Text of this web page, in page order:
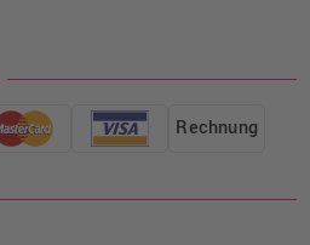
Rechnung